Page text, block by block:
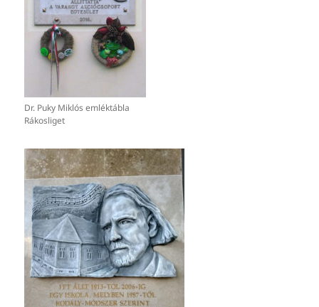
Dr. Puky Miklós emléktábla
Rákosliget